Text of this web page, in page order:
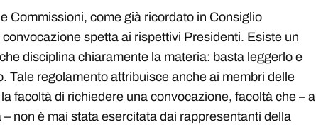
Commissioni, come già ricordato in Consiglio
spetta ai rispettivi Presidenti. Esiste un
disciplina chiaramente la materia: basta leggerlo e
Tale regolamento attribuisce anche ai membri delle
facoltà di richiedere una convocazione, facoltà che – a
non è mai stata esercitata dai rappresentanti della